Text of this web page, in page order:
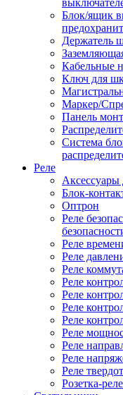
Блок/ящик
Держатель
Кабельные
Ключ для
Маркер/
Панель
Система
Реле
Аксессуары
Блок-
Оптрон
Реле
Реле
Реле
Реле
Реле
Реле
Реле
Реле
Реле
Реле
Реле
Реле
Розетка-реле